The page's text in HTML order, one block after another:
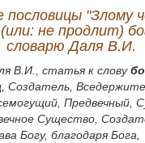
, я,ср.(к 1, 2, 3,
(к 1, 2 и 3знач.).
из пословицыЗлому
не продлит) бог веку.
приведённом списке,
этой формы:
пословицы "Злому
не продлит)
словарю Даля В.И.
В.И., статья к слову
Создатель,
Предвечный,
Существо,
Богу, благодаря Бога,